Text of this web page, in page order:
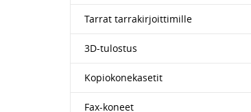
Tarrat tarrakirjoittimille
3D-tulostus
Kopiokonekasetit
Fax-koneet